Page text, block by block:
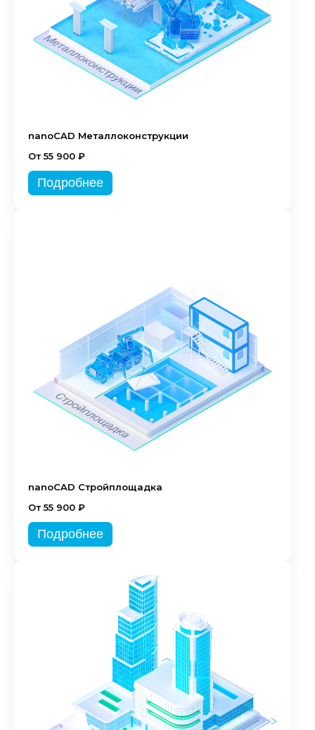
nanoCAD Металлоконструкции
От 55 900 ₽
Подробнее
nanoCAD Стройплощадка
От 55 900 ₽
Подробнее